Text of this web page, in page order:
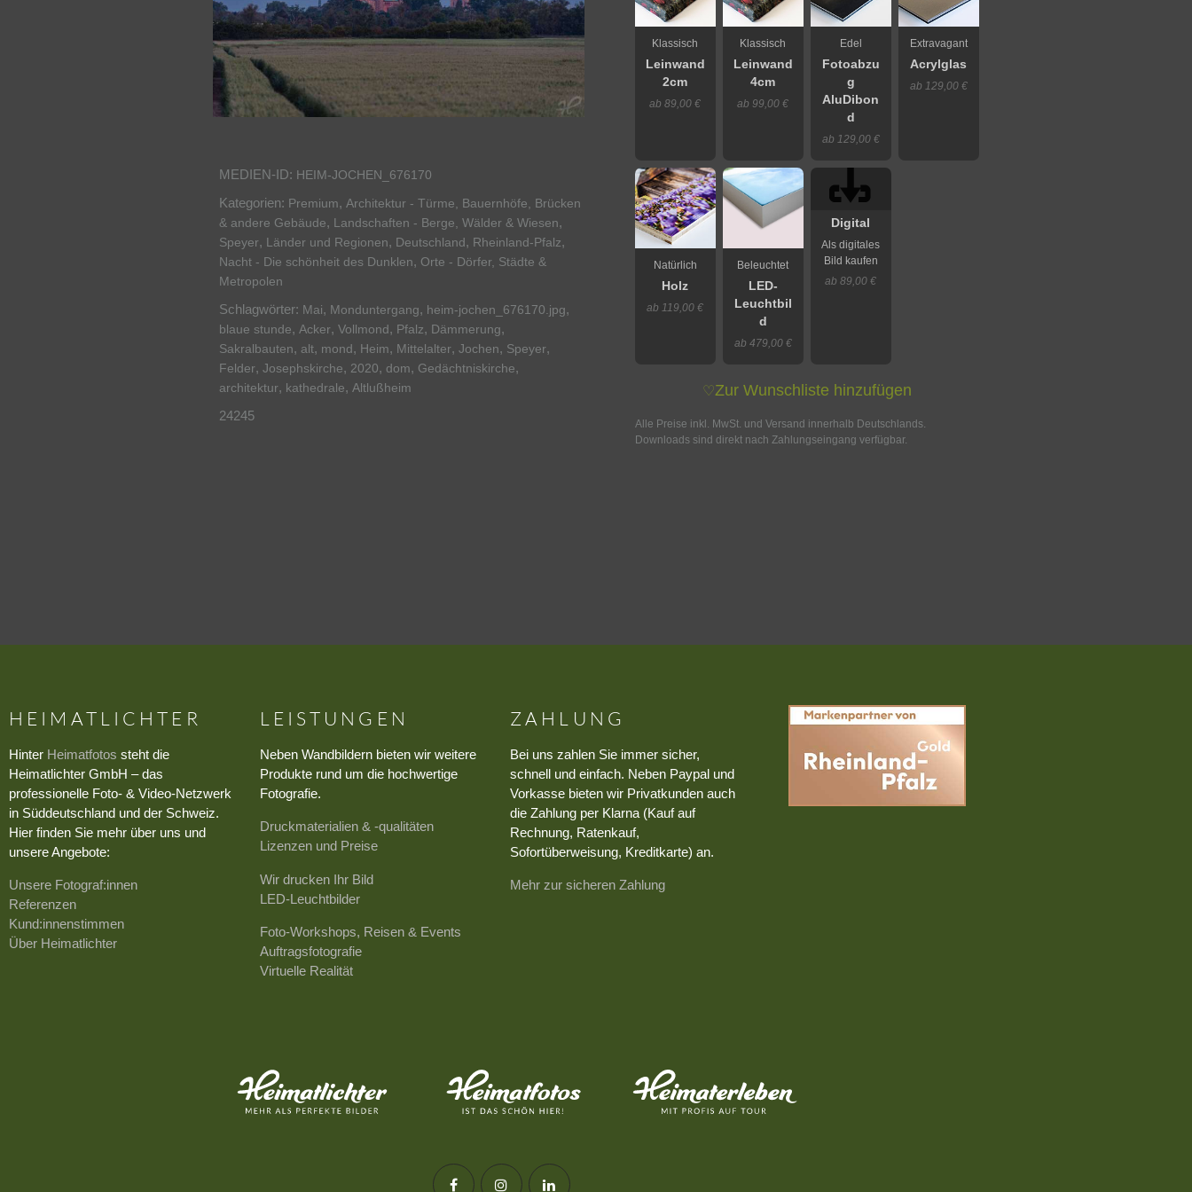
MEDIEN-ID: HEIM-JOCHEN_676170
Kategorien: Premium, Architektur - Türme, Bauernhöfe, Brücken
& andere Gebäude, Landschaften - Berge, Wälder & Wiesen,
Speyer, Länder und Regionen, Deutschland, Rheinland-Pfalz,
Nacht - Die schönheit des Dunklen, Orte - Dörfer, Städte &
Metropolen
Schlagwörter: Mai, Monduntergang, heim-jochen_676170.jpg,
blaue stunde, Acker, Vollmond, Pfalz, Dämmerung,
Sakralbauten, alt, mond, Heim, Mittelalter, Jochen, Speyer,
Felder, Josephskirche, 2020, dom, Gedächtniskirche,
architektur, kathedrale, Altlußheim
24245
Klassisch
Leinwand
2cm
ab 89,00 €
Klassisch
Leinwand
4cm
ab 99,00 €
Edel
Fotoabzu
g
AluDibon
d
ab 129,00 €
Extravagant
Acrylglas
ab 129,00 €
Natürlich
Holz
ab 119,00 €
Beleuchtet
LED-
Leuchtbil
d
ab 479,00 €
Digital
Als digitales
Bild kaufen
ab 89,00 €
♡Zur Wunschliste hinzufügen
Alle Preise inkl. MwSt. und Versand innerhalb Deutschlands.
Downloads sind direkt nach Zahlungseingang verfügbar.
HEIMATLICHTER
Hinter Heimatfotos steht die
Heimatlichter GmbH – das
professionelle Foto- & Video-Netzwerk
in Süddeutschland und der Schweiz.
Hier finden Sie mehr über uns und
unsere Angebote:
Unsere Fotograf:innen
Referenzen
Kund:innenstimmen
Über Heimatlichter
LEISTUNGEN
Neben Wandbildern bieten wir weitere
Produkte rund um die hochwertige
Fotografie.
Druckmaterialien & -qualitäten
Lizenzen und Preise
Wir drucken Ihr Bild
LED-Leuchtbilder
Foto-Workshops, Reisen & Events
Auftragsfotografie
Virtuelle Realität
ZAHLUNG
Bei uns zahlen Sie immer sicher,
schnell und einfach. Neben Paypal und
Vorkasse bieten wir Privatkunden auch
die Zahlung per Klarna (Kauf auf
Rechnung, Ratenkauf,
Sofortüberweisung, Kreditkarte) an.
Mehr zur sicheren Zahlung